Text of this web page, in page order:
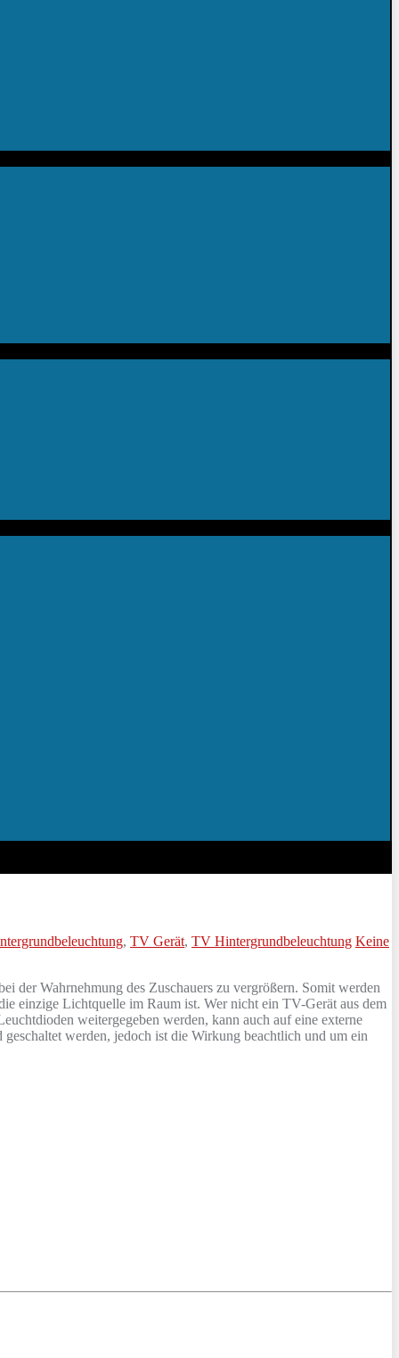
, TV Gerät, TV Hintergrundbeleuchtung Keine
der Wahrnehmung des Zuschauers zu vergrößern. Somit werden
einzige Lichtquelle im Raum ist. Wer nicht ein TV-Gerät aus dem
weitergegeben werden, kann auch auf eine externe
werden, jedoch ist die Wirkung beachtlich und um ein